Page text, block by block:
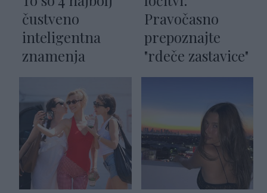
čustveno
inteligentna
znamenja
Pravočasno
prepoznajte
"rdeče zastavice"